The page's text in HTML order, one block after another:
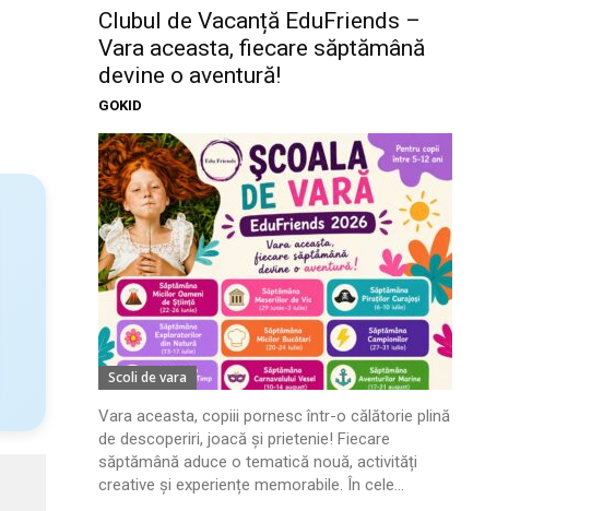
Clubul de Vacanță EduFriends –
Vara aceasta, fiecare săptămână
devine o aventură!
GOKID
Scoli de vara
Vara aceasta, copiii pornesc într-o călătorie plină
de descoperiri, joacă și prietenie! Fiecare
săptămână aduce o tematică nouă, activități
creative și experiențe memorabile. În cele...